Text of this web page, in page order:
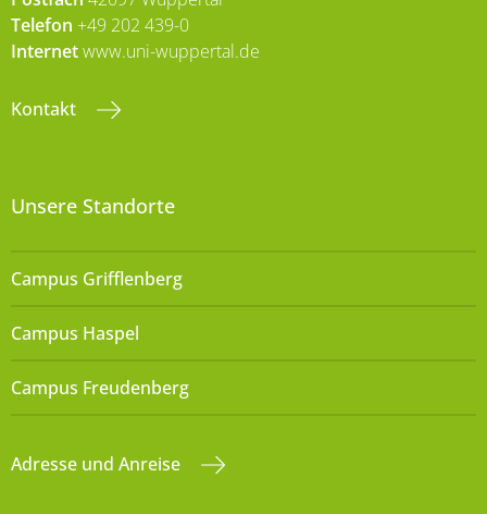
Telefon +49 202 439-0
Internetwww.uni-wuppertal.de
Kontakt
Unsere Standorte
Campus Grifflenberg
Campus Haspel
Campus Freudenberg
Adresse und Anreise